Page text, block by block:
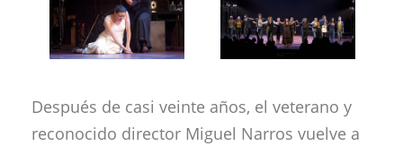
Después de casi veinte años, el veterano y
reconocido director Miguel Narros vuelve a